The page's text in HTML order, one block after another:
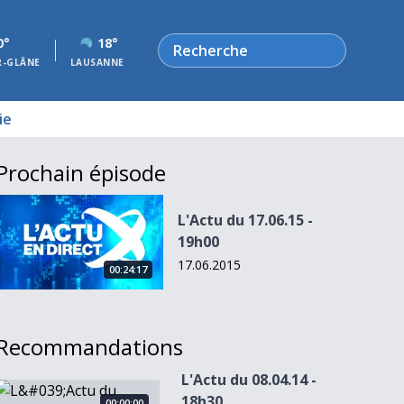
GLÂNE
18°
LAUSANNE
Rechercher
épisode
L&#039;Actu du 17.06.15 - 19h00
00:24:17
L'Actu du 17.06.15 -
19h00
17.06.2015
du 08.04.14 - 18h30L'Actu du 08.04.14 -